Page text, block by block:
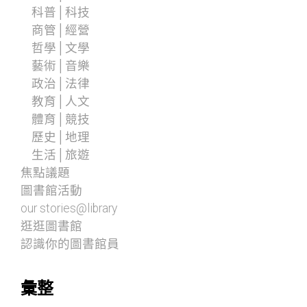
科普│科技
商管│經營
哲學│文學
藝術│音樂
政治│法律
教育│人文
體育│競技
歷史│地理
生活│旅遊
焦點議題
圖書館活動
our stories@library
逛逛圖書館
認識你的圖書館員
彙整